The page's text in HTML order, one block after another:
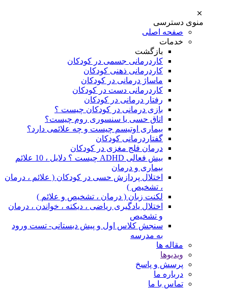
منوی دسترسی
صفحه اصلی
خدمات
بازگشت
کاردرمانی جسمی در کودکان
کاردرمانی ذهنی کودکان
ماساژ درمانی در کودکان
کاردرمانی دست در کودکان
رفتار درمانی در کودکان
بازی درمانی در کودکان چیست ؟
اتاق حسی یا سنسوری روم چیست؟
بیماری اوتیسم چیست و چه علائمی دارد؟
گفتاردرمانی کودکان
درمان فلج مغزی در کودکان
بیش فعالی ADHD چیست ؟ دلایل ، 10 علائم
بیماری و درمان
اختلال پردازش حسی در کودکان ( علائم ، درمان
، تشخیص )
لکنت زبان ( درمان ، تشخیص و علائم )
اختلال یادگیری ریاضی ، دیکته ، خواندن ، درمان
و تشخیص
سنجش کلاس اول و پیش دبستانی- تست ورود
به مدرسه
مقاله ها
ویدیوها
پرسش و پاسخ
درباره ما
تماس با ما